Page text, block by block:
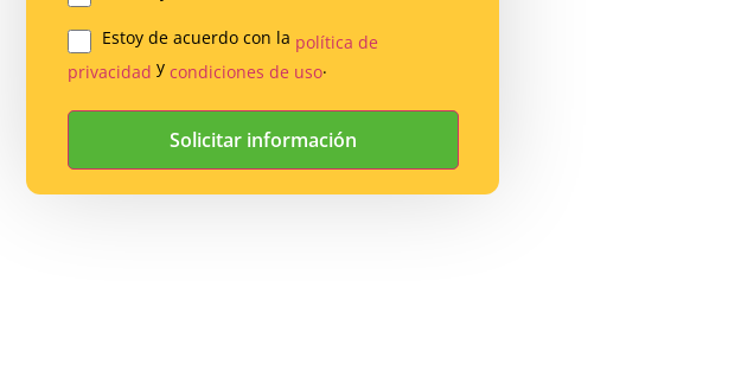
Legal
*
Estoy de acuerdo con la política de
privacidad y condiciones de uso.